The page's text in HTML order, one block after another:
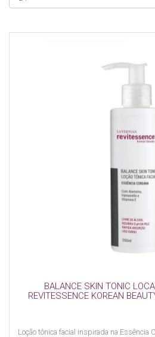
BALANCE SKIN TONIC
REVITESSENCE KOREAN
Loção tônica facial inspirada na Essência